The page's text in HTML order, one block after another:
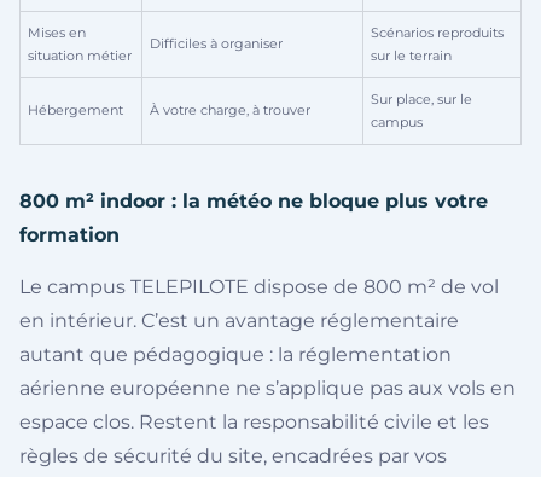
Mises en
situation métier
Difficiles à organiser
Scénarios reproduits
sur le terrain
Hébergement À votre charge, à trouver
Sur place, sur le
campus
800 m² indoor : la météo ne bloque plus votre
formation
Le campus TELEPILOTE dispose de 800 m² de vol
en intérieur. C’est un avantage réglementaire
autant que pédagogique : la réglementation
aérienne européenne ne s’applique pas aux vols en
espace clos. Restent la responsabilité civile et les
règles de sécurité du site, encadrées par vos